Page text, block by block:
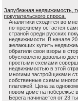
Зарубежная недвижимость,
покупательского спроса.
Аналитики сходятся во
по-прежнему остается
страной среди русских
недвижимости. В начале
желающих купить
обратили свои взоры в
обусловлено довольно
простыми схемами
недвижимостью в этой
многими застройщиками
собственные схемы
платежей. Цена за
новом доме на побережье
Берега начинается от 23